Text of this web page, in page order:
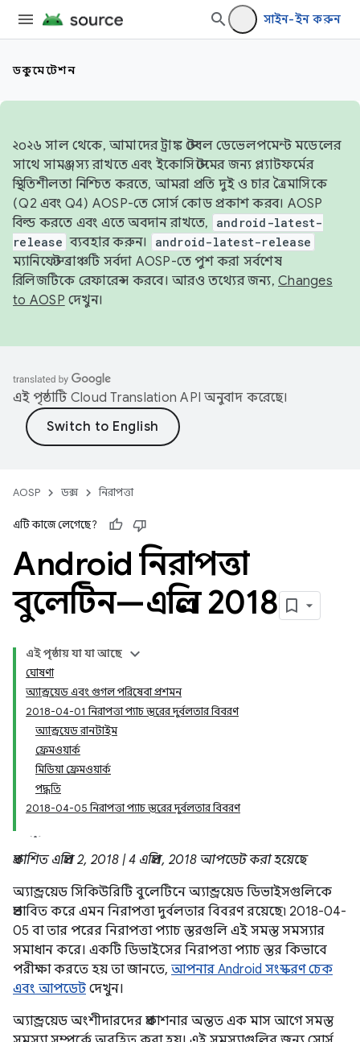
সাইন-ইন করুন
ডকুমেন্টেশন
২০২৬ সাল থেকে, আমাদের ট্রাঙ্ক স্টেবল ডেভেলপমেন্ট মডেলের
সাথে সামঞ্জস্য রাখতে এবং ইকোসিস্টেমের জন্য প্ল্যাটফর্মের
স্থিতিশীলতা নিশ্চিত করতে, আমরা প্রতি দুই ও চার ত্রৈমাসিকে
(Q2 এবং Q4) AOSP-তে সোর্স কোড প্রকাশ করব। AOSP
বিল্ড করতে এবং এতে অবদান রাখতে,
android-latest-
release ব্যবহার করুন। android-latest-release
ম্যানিফেস্ট ব্রাঞ্চটি সর্বদা AOSP-তে পুশ করা সর্বশেষ
রিলিজটিকে রেফারেন্স করবে। আরও তথ্যের জন্য, Changes
to AOSP দেখুন।
এই পৃষ্ঠাটি Cloud Translation API অনুবাদ করেছে।
AOSP ডক্স নিরাপত্তা
এটি কাজে লেগেছে?
Android নিরাপত্তা
বুলেটিন—এপ্রিল 2018
এই পৃষ্ঠায় যা যা আছে
ঘোষণা
অ্যান্ড্রয়েড এবং গুগল পরিষেবা প্রশমন
2018-04-01 নিরাপত্তা প্যাচ স্তরের দুর্বলতার বিবরণ
অ্যান্ড্রয়েড রানটাইম
ফ্রেমওয়ার্ক
মিডিয়া ফ্রেমওয়ার্ক
পদ্ধতি
2018-04-05 নিরাপত্তা প্যাচ স্তরের দুর্বলতার বিবরণ
প্রকাশিত এপ্রিল 2, 2018 | 4 এপ্রিল, 2018 আপডেট করা হয়েছে
অ্যান্ড্রয়েড সিকিউরিটি বুলেটিনে অ্যান্ড্রয়েড ডিভাইসগুলিকে
প্রভাবিত করে এমন নিরাপত্তা দুর্বলতার বিবরণ রয়েছে৷ 2018-04-
05 বা তার পরের নিরাপত্তা প্যাচ স্তরগুলি এই সমস্ত সমস্যার
সমাধান করে। একটি ডিভাইসের নিরাপত্তা প্যাচ স্তর কিভাবে
পরীক্ষা করতে হয় তা জানতে, আপনার Android সংস্করণ চেক
এবং আপডেট দেখুন।
অ্যান্ড্রয়েড অংশীদারদের প্রকাশনার অন্তত এক মাস আগে সমস্ত